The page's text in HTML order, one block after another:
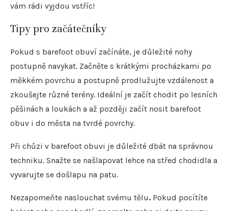
vám rádi vyjdou vstříc!
Tipy pro začátečníky
Pokud s barefoot obuví začínáte, je důležité nohy
postupně navykat. Začněte s krátkými procházkami po
měkkém povrchu a postupně prodlužujte vzdálenost a
zkoušejte různé terény. Ideální je začít chodit po lesních
pěšinách a loukách a až později začít nosit barefoot
obuv i do města na tvrdé povrchy.
Při chůzi v barefoot obuvi je důležité dbát na správnou
techniku. Snažte se našlapovat lehce na střed chodidla a
vyvarujte se došlapu na patu.
Nezapomeňte naslouchat svému tělu. Pokud pocítíte